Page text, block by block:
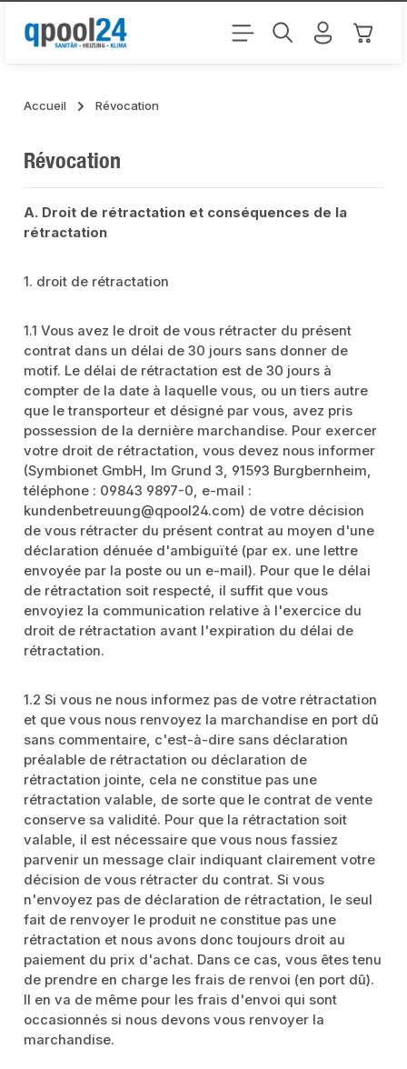
Passer au contenu principal Le
Accueil Révocation
Révocation
A. Droit de rétractation et conséquences de la
rétractation
1. droit de rétractation
1.1 Vous avez le droit de vous rétracter du présent
contrat dans un délai de 30 jours sans donner de
motif. Le délai de rétractation est de 30 jours à
compter de la date à laquelle vous, ou un tiers autre
que le transporteur et désigné par vous, avez pris
possession de la dernière marchandise. Pour exercer
votre droit de rétractation, vous devez nous informer
(Symbionet GmbH, Im Grund 3, 91593 Burgbernheim,
téléphone : 09843 9897-0, e-mail :
kundenbetreuung@qpool24.com) de votre décision
de vous rétracter du présent contrat au moyen d'une
déclaration dénuée d'ambiguïté (par ex. une lettre
envoyée par la poste ou un e-mail). Pour que le délai
de rétractation soit respecté, il suffit que vous
envoyiez la communication relative à l'exercice du
droit de rétractation avant l'expiration du délai de
rétractation.
1.2 Si vous ne nous informez pas de votre rétractation
et que vous nous renvoyez la marchandise en port dû
sans commentaire, c'est-à-dire sans déclaration
préalable de rétractation ou déclaration de
rétractation jointe, cela ne constitue pas une
rétractation valable, de sorte que le contrat de vente
conserve sa validité. Pour que la rétractation soit
valable, il est nécessaire que vous nous fassiez
parvenir un message clair indiquant clairement votre
décision de vous rétracter du contrat. Si vous
n'envoyez pas de déclaration de rétractation, le seul
fait de renvoyer le produit ne constitue pas une
rétractation et nous avons donc toujours droit au
paiement du prix d'achat. Dans ce cas, vous êtes tenu
de prendre en charge les frais de renvoi (en port dû).
Il en va de même pour les frais d'envoi qui sont
occasionnés si nous devons vous renvoyer la
marchandise.